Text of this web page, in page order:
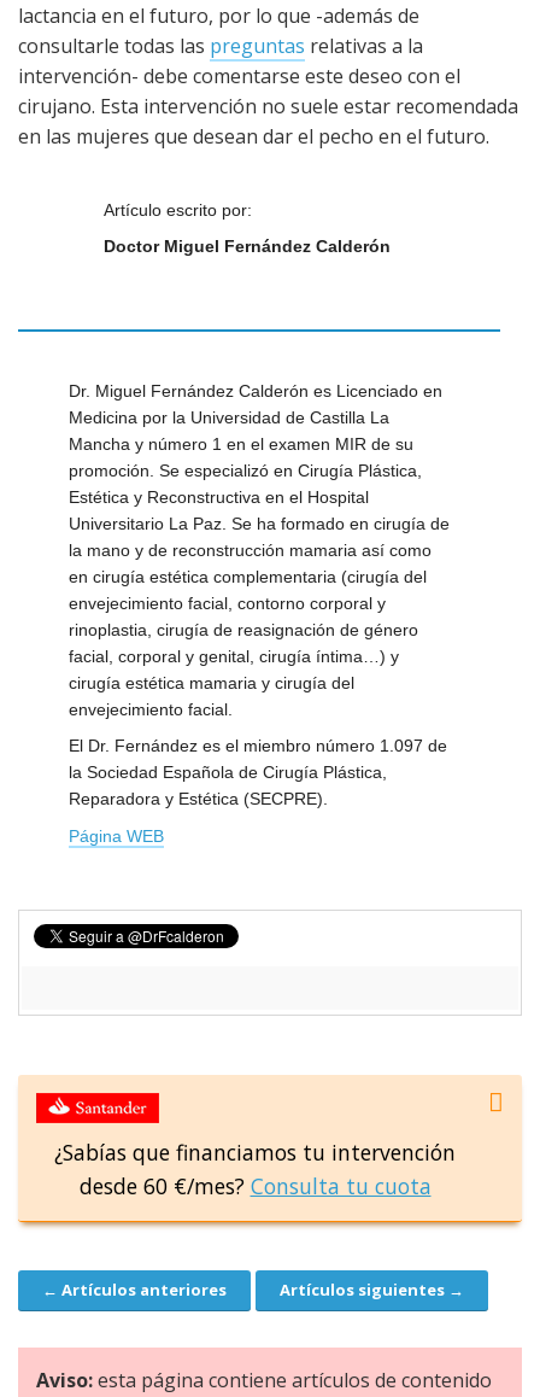
lactancia en el futuro, por lo que -además de
consultarle todas las preguntas relativas a la
intervención- debe comentarse este deseo con el
cirujano. Esta intervención no suele estar recomendada
en las mujeres que desean dar el pecho en el futuro.
Artículo escrito por:
Doctor Miguel Fernández Calderón
Dr. Miguel Fernández Calderón es Licenciado en
Medicina por la Universidad de Castilla La
Mancha y número 1 en el examen MIR de su
promoción. Se especializó en Cirugía Plástica,
Estética y Reconstructiva en el Hospital
Universitario La Paz. Se ha formado en cirugía de
la mano y de reconstrucción mamaria así como
en cirugía estética complementaria (cirugía del
envejecimiento facial, contorno corporal y
rinoplastia, cirugía de reasignación de género
facial, corporal y genital, cirugía íntima…) y
cirugía estética mamaria y cirugía del
envejecimiento facial.
El Dr. Fernández es el miembro número 1.097 de
la Sociedad Española de Cirugía Plástica,
Reparadora y Estética (SECPRE).
Página WEB
¿Sabías que financiamos tu intervención
desde 60 €/mes? Consulta tu cuota
Navegación
← Artículos anteriores Artículos siguientes →
Aviso:esta página contiene artículos de contenido